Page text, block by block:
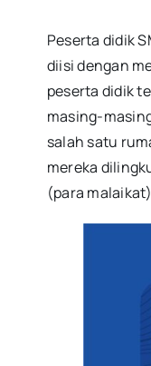
Peserta didik
diisi dengan
peserta didik
masing-
salah satu
mereka
(para